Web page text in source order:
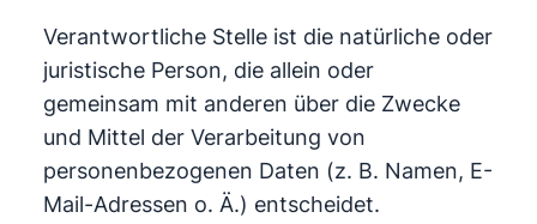
Verantwortliche Stelle ist die natürliche oder
juristische Person, die allein oder
gemeinsam mit anderen über die Zwecke
und Mittel der Verarbeitung von
personenbezogenen Daten (z. B. Namen, E-
Mail-Adressen o. Ä.) entscheidet.